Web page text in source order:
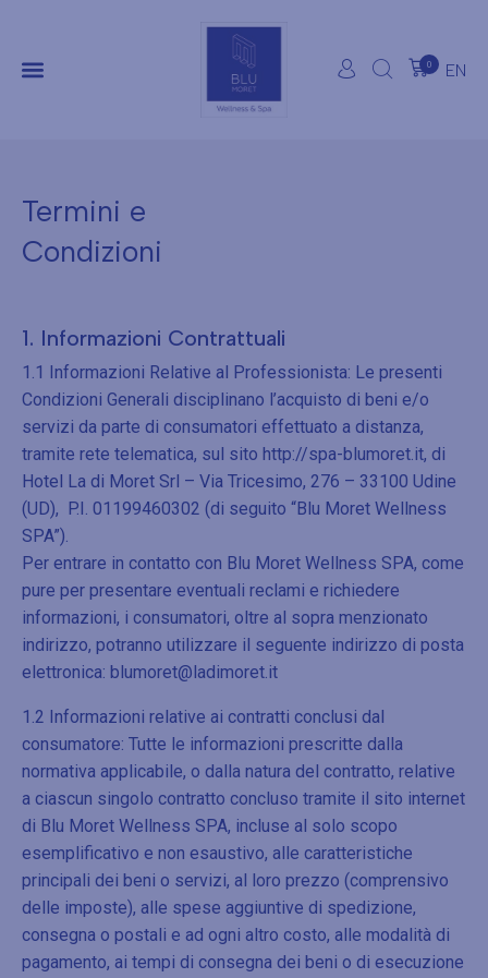
0 EN
Termini e
Condizioni
1. Informazioni Contrattuali
1.1 Informazioni Relative al Professionista: Le presenti
Condizioni Generali disciplinano l’acquisto di beni e/o
servizi da parte di consumatori effettuato a distanza,
tramite rete telematica, sul sito http://spa-blumoret.it, di
Hotel La di Moret Srl – Via Tricesimo, 276 – 33100 Udine
(UD), P.I. 01199460302 (di seguito “Blu Moret Wellness
SPA”).
Per entrare in contatto con Blu Moret Wellness SPA, come
pure per presentare eventuali reclami e richiedere
informazioni, i consumatori, oltre al sopra menzionato
indirizzo, potranno utilizzare il seguente indirizzo di posta
elettronica: blumoret@ladimoret.it
1.2 Informazioni relative ai contratti conclusi dal
consumatore: Tutte le informazioni prescritte dalla
normativa applicabile, o dalla natura del contratto, relative
a ciascun singolo contratto concluso tramite il sito internet
di Blu Moret Wellness SPA, incluse al solo scopo
esemplificativo e non esaustivo, alle caratteristiche
principali dei beni o servizi, al loro prezzo (comprensivo
delle imposte), alle spese aggiuntive di spedizione,
consegna o postali e ad ogni altro costo, alle modalità di
pagamento, ai tempi di consegna dei beni o di esecuzione